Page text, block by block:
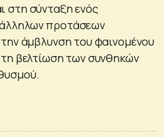
στη σύνταξη ενός
προτάσεων
άμβλυνση του φαινομένου
βελτίωση των συνθηκών